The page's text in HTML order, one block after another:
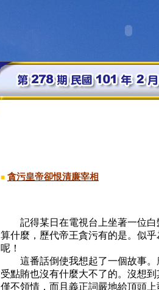
■ 貪污皇帝卻恨清廉宰相
記得某日在電視台上坐著一位白
算什麼，歷代帝王貪污有的是。似
呢！
這番話倒使我想起了一個故事。
受點賄也沒有什麼大不了的。沒想
僅不領情，而且義正詞嚴地給頂頭